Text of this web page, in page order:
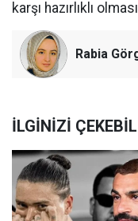
karşı hazırlıklı
Rabia